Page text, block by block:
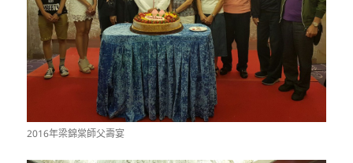
2016年梁錦棠師父壽宴